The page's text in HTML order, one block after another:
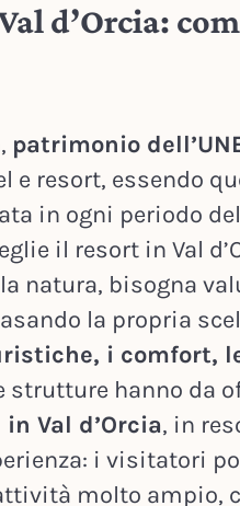
d’Orcia:
patrimonio
e resort, essendo
in ogni periodo
il resort in Val
natura, bisogna
la propria
i comfort,
strutture hanno da
Val d’Orcia, in
i visitatori
molto ampio,